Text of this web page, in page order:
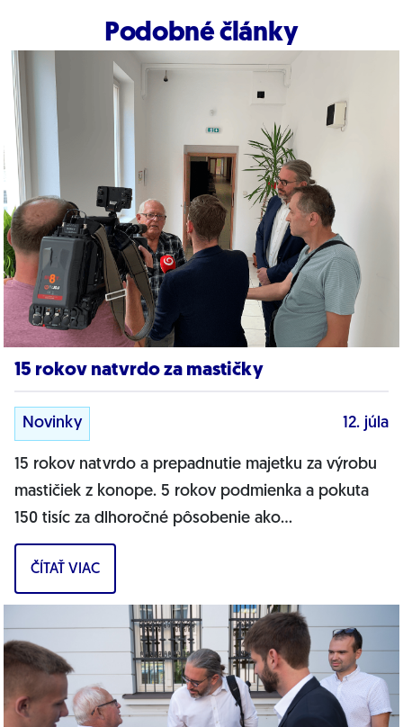
Podobné články
15 rokov natvrdo za mastičky
Novinky 12. júla
15 rokov natvrdo a prepadnutie majetku za výrobu
mastičiek z konope. 5 rokov podmienka a pokuta
150 tisíc za dlhoročné pôsobenie ako
skorumpovaný sudca. 3 roky podmienka za
sexuálne...
ČÍTAŤ VIAC